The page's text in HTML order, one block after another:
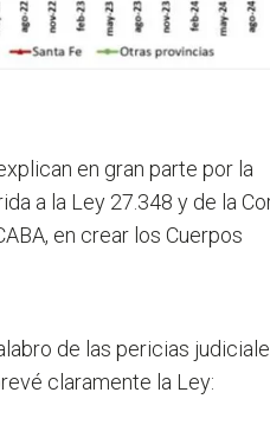
en gran parte por la
a la Ley 27.348 y de la
en crear los Cuerpos
de las pericias
claramente la Ley: